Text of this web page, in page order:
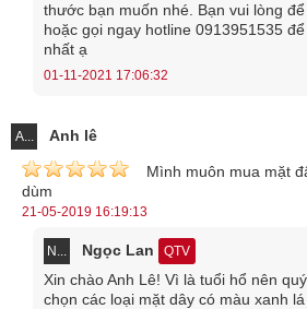
Mặt dây chuyền hình chữ
Mặt dây chuyền nam vàng tây hình
thước bạn muốn nhé. Bạn vui lòng
hoặc gọi ngay hotline 0913951535
nhất ạ
01-11-2021 17:06:32
A... Anh lê
Mình muôn mua mặt
dùm
21-05-2019 16:19:13
N... Ngọc Lan QTV
Xin chào Anh Lê! Vì là tuổi hổ nên
chọn các loại mặt dây có màu xanh